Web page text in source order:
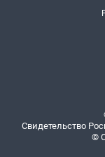
Свидетельство
©